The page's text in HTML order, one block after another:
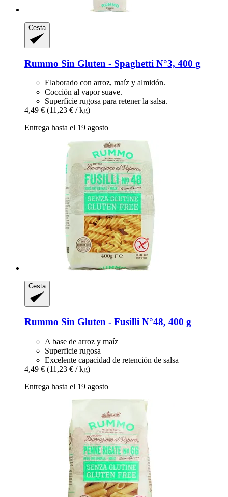
Cesta
Rummo Sin Gluten -​ Spaghetti N°3, 400 g
Elaborado con arroz, maíz y almidón.
Cocción al vapor suave.
Superficie rugosa para retener la salsa.
4,49 € (11,23 € / kg)
Entrega hasta el 19 agosto
Cesta
Rummo Sin Gluten -​ Fusilli N°48, 400 g
A base de arroz y maíz
Superficie rugosa
Excelente capacidad de retención de salsa
4,49 € (11,23 € / kg)
Entrega hasta el 19 agosto